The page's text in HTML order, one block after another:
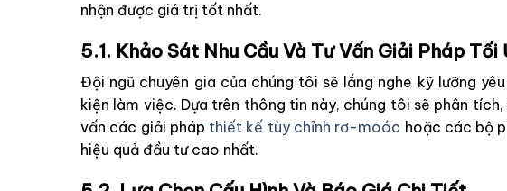
nhận được giá trị tốt nhất.
5.1. Khảo Sát Nhu Cầu Và Tư Vấn Giải Pháp Tối
Đội ngũ chuyên gia của chúng tôi sẽ lắng nghe kỹ lưỡng
kiện làm việc. Dựa trên thông tin này, chúng tôi sẽ phân
vấn các giải pháp thiết kế tùy chỉnh rơ-moóc hoặc các bộ
hiệu quả đầu tư cao nhất.